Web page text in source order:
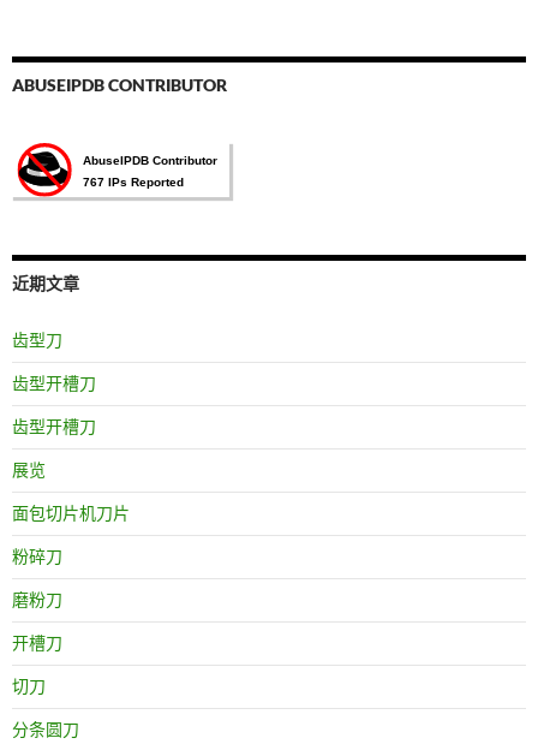
ABUSEIPDB CONTRIBUTOR
近期文章
齿型刀
齿型开槽刀
齿型开槽刀
展览
面包切片机刀片
粉碎刀
磨粉刀
开槽刀
切刀
分条圆刀